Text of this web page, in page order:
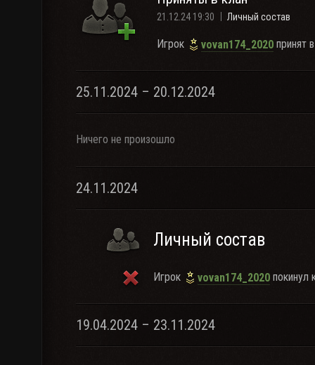
21.12.24 19:30 Личный состав
Игрок vovan174_2020 принят
25.11.2024 – 20.12.2024
Ничего не произошло
24.11.2024
Личный состав
Игрок vovan174_2020 покинул
19.04.2024 – 23.11.2024